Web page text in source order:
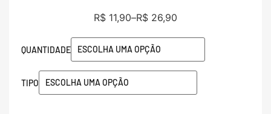
R$ 11,90–R$ 26,90
QUANTIDADE
TIPO